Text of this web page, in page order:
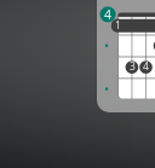
el
[Gb]
alejarme y
1
3 4
1
4